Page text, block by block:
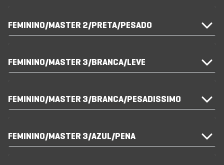
FEMININO/MASTER 2/PRETA/PESADO
FEMININO/MASTER 3/BRANCA/LEVE
FEMININO/MASTER 3/BRANCA/PESADISSIMO
FEMININO/MASTER 3/AZUL/PENA